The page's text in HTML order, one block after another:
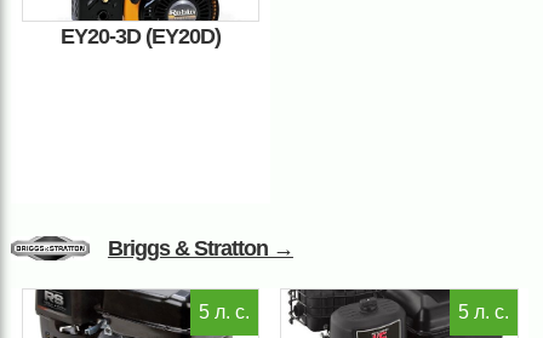
EY20-3D (EY20D)
Briggs & Stratton →
5 л. с. 5 л. с.